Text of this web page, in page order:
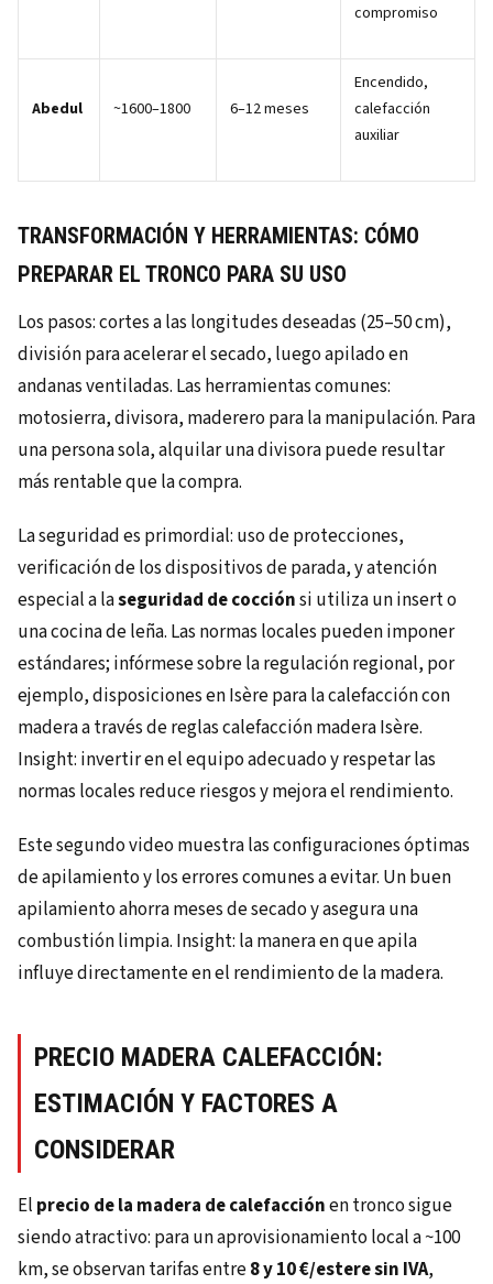
compromiso
Abedul ~1600–1800 6–12 meses
Encendido,
calefacción
auxiliar
TRANSFORMACIÓN Y HERRAMIENTAS: CÓMO
PREPARAR EL TRONCO PARA SU USO
Los pasos: cortes a las longitudes deseadas (25–50 cm),
división para acelerar el secado, luego apilado en
andanas ventiladas. Las herramientas comunes:
motosierra, divisora, maderero para la manipulación. Para
una persona sola, alquilar una divisora puede resultar
más rentable que la compra.
La seguridad es primordial: uso de protecciones,
verificación de los dispositivos de parada, y atención
especial a laseguridad de cocciónsi utiliza un insert o
una cocina de leña. Las normas locales pueden imponer
estándares; infórmese sobre la regulación regional, por
ejemplo, disposiciones en Isère para la calefacción con
madera a través de reglas calefacción madera Isère.
Insight: invertir en el equipo adecuado y respetar las
normas locales reduce riesgos y mejora el rendimiento.
Este segundo video muestra las configuraciones óptimas
de apilamiento y los errores comunes a evitar. Un buen
apilamiento ahorra meses de secado y asegura una
combustión limpia. Insight: la manera en que apila
influye directamente en el rendimiento de la madera.
PRECIO MADERA CALEFACCIÓN:
ESTIMACIÓN Y FACTORES A
CONSIDERAR
El precio de la madera de calefacciónen tronco sigue
siendo atractivo: para un aprovisionamiento local a ~100
km, se observan tarifas entre8 y 10 €/estere sin IVA,